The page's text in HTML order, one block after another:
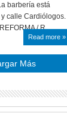
barbería está
calle Cardiólogos.
/ R…
Read more »
Más